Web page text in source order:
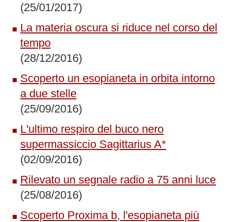
(25/01/2017)
La materia oscura si riduce nel corso del
tempo
(28/12/2016)
Scoperto un esopianeta in orbita intorno
a due stelle
(25/09/2016)
L'ultimo respiro del buco nero
supermassiccio Sagittarius A*
(02/09/2016)
Rilevato un segnale radio a 75 anni luce
(25/08/2016)
Scoperto Proxima b, l'esopianeta più